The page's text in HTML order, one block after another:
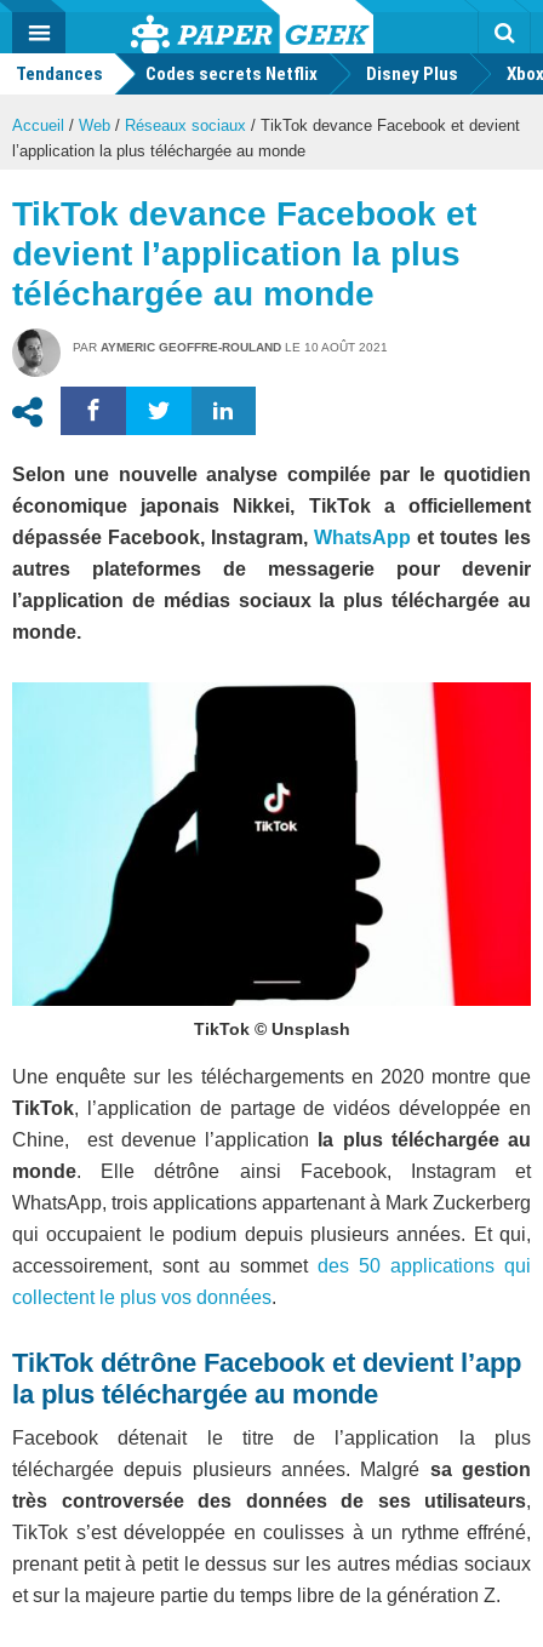
Actu
geek
MENU
Tendances Codes secrets Netflix Disney Plus
Accueil / Web / Réseaux sociaux / TikTok devance Facebook et devient
l’application la plus téléchargée au monde
TikTok devance Facebook et
devient l’application la plus
téléchargée au monde
PAR AYMERIC GEOFFRE-ROULAND LE 10 AOÛT 2021
Selon une nouvelle analyse compilée par le quotidien
économique japonais Nikkei, TikTok a officiellement
dépassée Facebook, Instagram, WhatsApp et toutes les
autres plateformes de messagerie pour devenir
l’application de médias sociaux la plus téléchargée au
monde.
TikTok © Unsplash
Une enquête sur les téléchargements en 2020 montre que
TikTok, l’application de partage de vidéos développée en
Chine, est devenue l’application la plus téléchargée au
monde. Elle détrône ainsi Facebook, Instagram et
WhatsApp, trois applications appartenant à Mark Zuckerberg
qui occupaient le podium depuis plusieurs années. Et qui,
accessoirement, sont au sommet des 50 applications qui
collectent le plus vos données.
TikTok détrône Facebook et devient l’app
la plus téléchargée au monde
Facebook détenait le titre de l’application la plus
téléchargée depuis plusieurs années. Malgré sa gestion
très controversée des données de ses utilisateurs,
TikTok s’est développée en coulisses à un rythme effréné,
prenant petit à petit le dessus sur les autres médias sociaux
et sur la majeure partie du temps libre de la génération Z.
Mode
FacebookTwitter Youtube